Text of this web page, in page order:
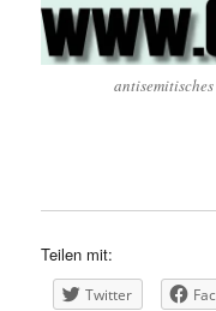
Teilen mit:
Twitter